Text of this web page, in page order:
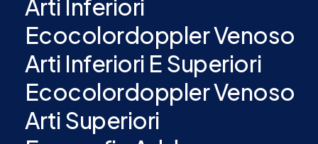
Arti Inferiori
Ecocolordoppler Venoso
Arti Inferiori E Superiori
Ecocolordoppler Venoso
Arti Superiori